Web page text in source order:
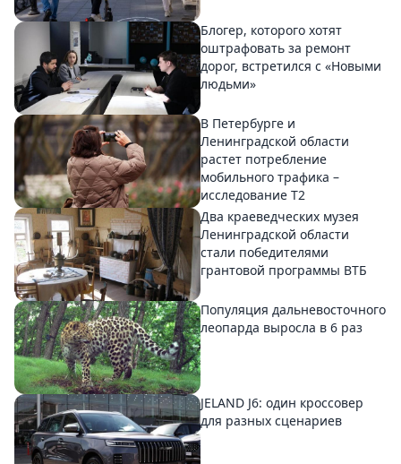
Блогер, которого хотят
оштрафовать за ремонт
дорог, встретился с «Новыми
людьми»
В Петербурге и
Ленинградской области
растет потребление
мобильного трафика –
исследование T2
Два краеведческих музея
Ленинградской области
стали победителями
грантовой программы ВТБ
Популяция дальневосточного
леопарда выросла в 6 раз
JELAND J6: один кроссовер
для разных сценариев